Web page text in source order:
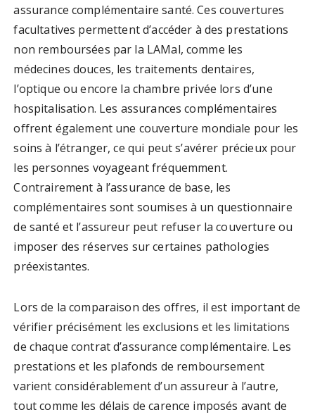
assurance complémentaire santé. Ces couvertures
facultatives permettent d’accéder à des prestations
non remboursées par la LAMal, comme les
médecines douces, les traitements dentaires,
l’optique ou encore la chambre privée lors d’une
hospitalisation. Les assurances complémentaires
offrent également une couverture mondiale pour les
soins à l’étranger, ce qui peut s’avérer précieux pour
les personnes voyageant fréquemment.
Contrairement à l’assurance de base, les
complémentaires sont soumises à un questionnaire
de santé et l’assureur peut refuser la couverture ou
imposer des réserves sur certaines pathologies
préexistantes.
Lors de la comparaison des offres, il est important de
vérifier précisément les exclusions et les limitations
de chaque contrat d’assurance complémentaire. Les
prestations et les plafonds de remboursement
varient considérablement d’un assureur à l’autre,
tout comme les délais de carence imposés avant de